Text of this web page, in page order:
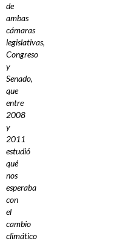
de
ambas
cámaras
legislativas,
Congreso
y
Senado,
que
entre
2008
y
2011
estudió
qué
nos
esperaba
con
el
cambio
climático